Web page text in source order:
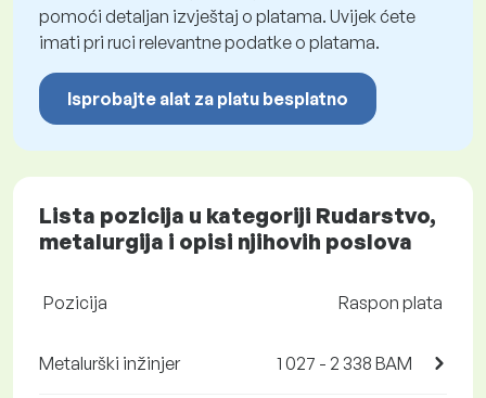
pomoći detaljan izvještaj o platama. Uvijek ćete
imati pri ruci relevantne podatke o platama.
Isprobajte alat za platu besplatno
Lista pozicija u kategoriji Rudarstvo,
metalurgija i opisi njihovih poslova
Pozicija Raspon plata
Metalurški inžinjer 1 027 - 2 338 BAM